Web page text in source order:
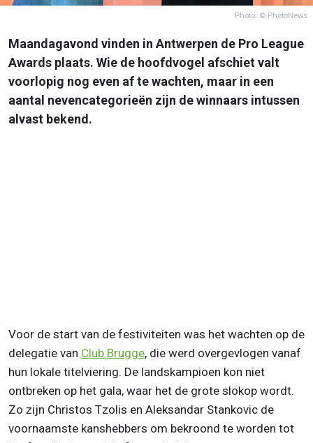
Photo: © PhotoNews
Maandagavond vinden in Antwerpen de Pro League
Awards plaats. Wie de hoofdvogel afschiet valt
voorlopig nog even af te wachten, maar in een
aantal nevencategorieën zijn de winnaars intussen
alvast bekend.
Voor de start van de festiviteiten was het wachten op de
delegatie van Club Brugge, die werd overgevlogen vanaf
hun lokale titelviering. De landskampioen kon niet
ontbreken op het gala, waar het de grote slokop wordt.
Zo zijn Christos Tzolis en Aleksandar Stankovic de
voornaamste kanshebbers om bekroond te worden tot